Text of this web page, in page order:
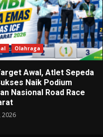
Olahraga
Awal, Atlet Sepeda
Naik Podium
Nasional Road Race
2026